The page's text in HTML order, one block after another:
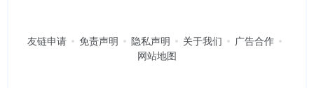
友链申请 免责声明 隐私声明 关于我们
广告合作
网站地图